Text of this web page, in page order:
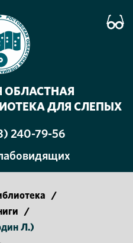
ОБЛАСТНАЯ
ДЛЯ СЛЕПЫХ
240-79-56
/
/
Л.)